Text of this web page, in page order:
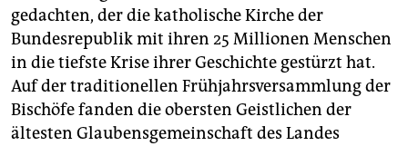
gedachten, der die katholische Kirche der
Bundesrepublik mit ihren 25 Millionen Menschen
in die tiefste Krise ihrer Geschichte gestürzt hat.
Auf der traditionellen Frühjahrsversammlung der
Bischöfe fanden die obersten Geistlichen der
ältesten Glaubensgemeinschaft des Landes